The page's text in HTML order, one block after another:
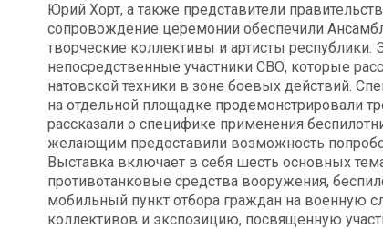
Юрий Хорт, а также представители
сопровождение церемонии обеспечили
творческие коллективы и артисты республики.
непосредственные участники СВО, которые
натовской техники в зоне боевых действий.
на отдельной площадке продемонстрировали
рассказали о специфике применения
желающим предоставили возможность
Выставка включает в себя шесть основных
противотанковые средства вооружения,
мобильный пункт отбора граждан на военную
коллективов и экспозицию, посвященную